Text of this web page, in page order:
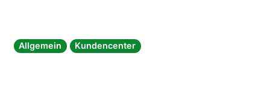
Allgemein Kundencenter